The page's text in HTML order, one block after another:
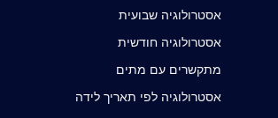
אסטרולוגיה שבועית
אסטרולוגיה חודשית
מתקשרים עם מתים
אסטרולוגיה לפי תאריך לידה